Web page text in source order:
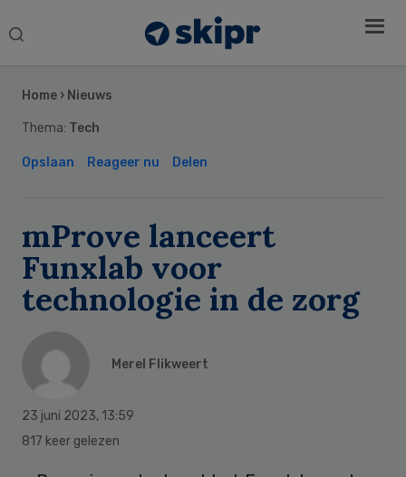
Search
Home › Nieuws
Thema: Tech
Opslaan Reageer nu Delen
mProve lanceert
Funxlab voor
technologie in de zorg
Merel Flikweert
23 juni 2023, 13:59
817 keer gelezen
Sidebar